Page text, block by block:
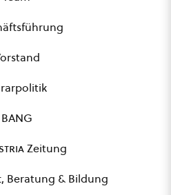
BANG
Zeitung
Beratung & Bildung